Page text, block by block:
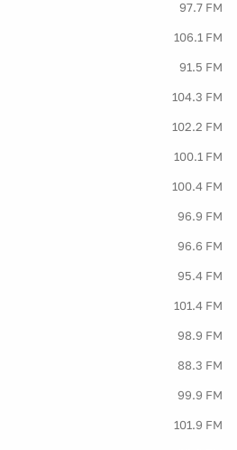
97.7 FM
106.1 FM
91.5 FM
104.3 FM
102.2 FM
100.1 FM
100.4 FM
96.9 FM
96.6 FM
95.4 FM
101.4 FM
98.9 FM
88.3 FM
99.9 FM
101.9 FM